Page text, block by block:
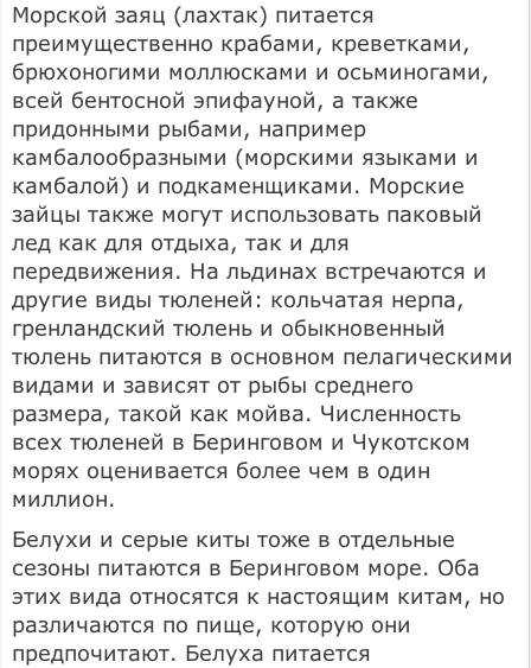
Морской заяц (лахтак) питается
преимущественно крабами, креветками,
брюхоногими моллюсками и осьминогами,
всей бентосной эпифауной, а также
придонными рыбами, например
камбалообразными (морскими языками и
камбалой) и подкаменщиками. Морские
зайцы также могут использовать паковый
лед как для отдыха, так и для
передвижения. На льдинах встречаются и
другие виды тюленей: кольчатая нерпа,
гренландский тюлень и обыкновенный
тюлень питаются в основном пелагическими
видами и зависят от рыбы среднего
размера, такой как мойва. Численность
всех тюленей в Беринговом и Чукотском
морях оценивается более чем в один
миллион.
Белухи и серые киты тоже в отдельные
сезоны питаются в Беринговом море. Оба
этих вида относятся к настоящим китам, но
различаются по пище, которую они
предпочитают. Белуха питается